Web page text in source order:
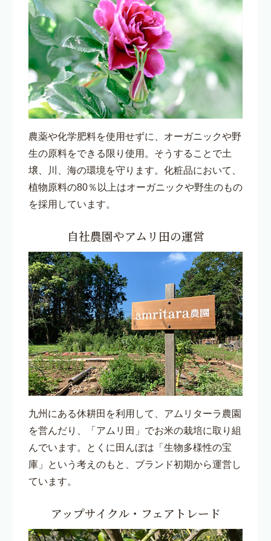
農薬や化学肥料を使用せずに、オーガニックや野
生の原料をできる限り使用。そうすることで土
壌、川、海の環境を守ります。化粧品において、
植物原料の80％以上はオーガニックや野生のもの
を採用しています。
自社農園やアムリ田の運営
九州にある休耕田を利用して、アムリターラ農園
を営んだり、「アムリ田」でお米の栽培に取り組
んでいます。とくに田んぼは「生物多様性の宝
庫」という考えのもと、ブランド初期から運営し
ています。
アップサイクル・フェアトレード